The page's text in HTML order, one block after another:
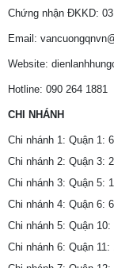
Chứng nhận ĐKKD:
Email:
Website:
Hotline: 090 264 1881
CHI NHÁNH
Chi nhánh 1: Quận 1:
Chi nhánh 2: Quận 3:
Chi nhánh 3: Quận 5:
Chi nhánh 4: Quận 6:
Chi nhánh 5: Quận
Chi nhánh 6: Quận